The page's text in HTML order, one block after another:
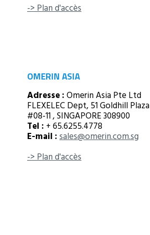
-> Plan d'accès
OMERIN ASIA
Adresse : Omerin Asia Pte Ltd
FLEXELEC Dept, 51 Goldhill Plaza
#08-11 , SINGAPORE 308900
Tel : + 65.6255.4778
E-mail : sales@omerin.com.sg
-> Plan d'accès